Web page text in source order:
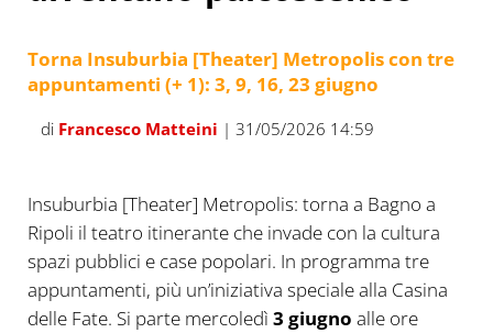
Torna Insuburbia [Theater] Metropolis con tre
appuntamenti (+ 1): 3, 9, 16, 23 giugno
di Francesco Matteini | 31/05/2026 14:59
Insuburbia [Theater] Metropolis: torna a Bagno a
Ripoli il teatro itinerante che invade con la cultura
spazi pubblici e case popolari. In programma tre
appuntamenti, più un’iniziativa speciale alla Casina
delle Fate. Si parte mercoledì 3 giugno alle ore